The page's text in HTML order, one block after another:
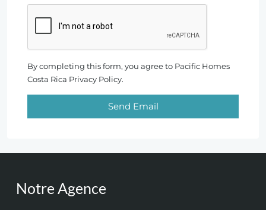
By completing this form, you agree to Pacific Homes
Costa Rica Privacy Policy.
Send Email
Notre Agence